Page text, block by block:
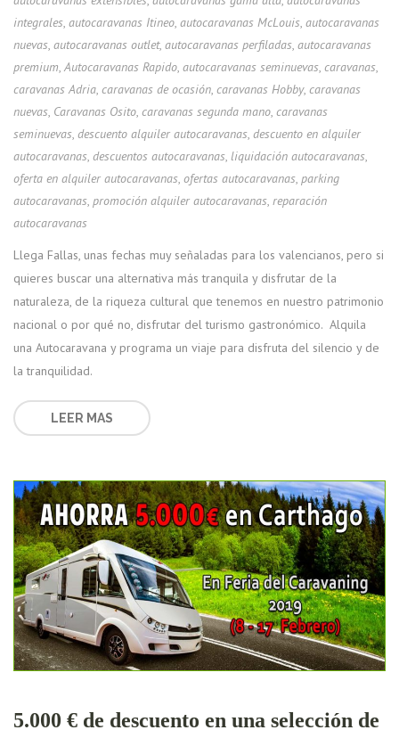
integrales, autocaravanas Itineo, autocaravanas McLouis, autocaravanas
nuevas, autocaravanas outlet, autocaravanas perfiladas, autocaravanas
premium, Autocaravanas Rapido, autocaravanas seminuevas, caravanas,
caravanas Adria, caravanas de ocasión, caravanas Hobby, caravanas
nuevas, Caravanas Osito, caravanas segunda mano, caravanas
seminuevas, descuento alquiler autocaravanas, descuento en alquiler
autocaravanas, descuentos autocaravanas, liquidación autocaravanas,
oferta en alquiler autocaravanas, ofertas autocaravanas, parking
autocaravanas, promoción alquiler autocaravanas, reparación
autocaravanas
Llega Fallas, unas fechas muy señaladas para los valencianos, pero si
quieres buscar una alternativa más tranquila y disfrutar de la
naturaleza, de la riqueza cultural que tenemos en nuestro patrimonio
nacional o por qué no, disfrutar del turismo gastronómico. Alquila
una Autocaravana y programa un viaje para disfruta del silencio y de
la tranquilidad.
LEER MAS
5.000 € de descuento en una selección de